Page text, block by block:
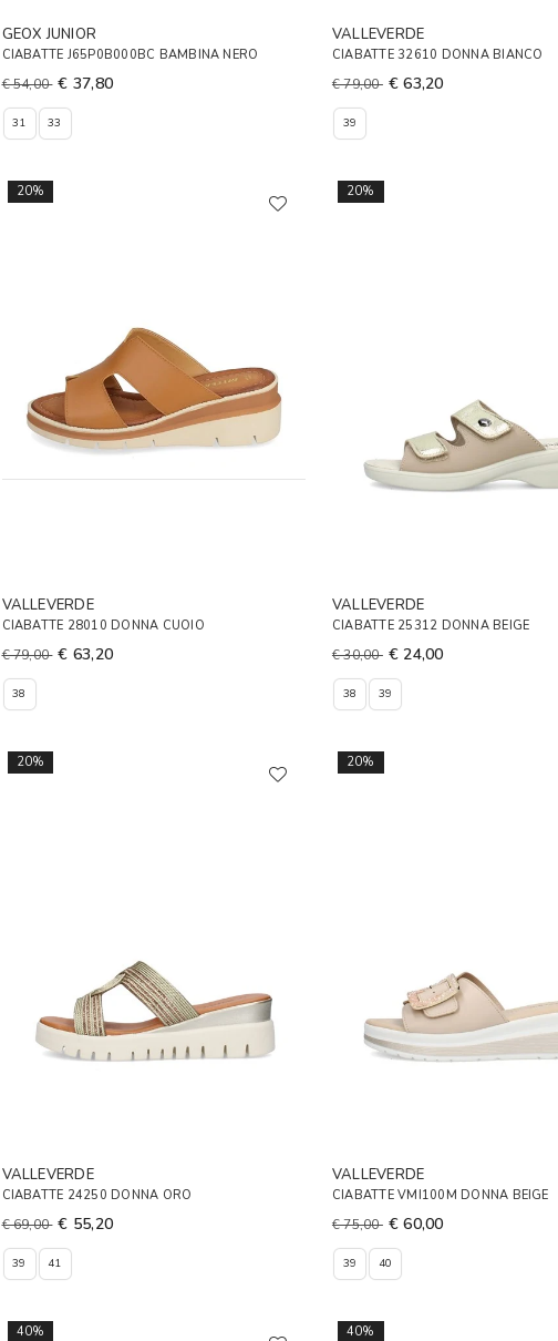
GEOX JUNIOR
CIABATTE J65P0B000BC BAMBINA NERO
€ 54,00 € 37,80
31 33
VALLEVERDE
CIABATTE 32610 DONNA BIANCO
€ 79,00 € 63,20
39
20%
VALLEVERDE
CIABATTE 28010 DONNA CUOIO
€ 79,00 € 63,20
38
20%
VALLEVERDE
CIABATTE 25312 DONNA BEIGE
€ 30,00 € 24,00
38 39
20%
VALLEVERDE
CIABATTE 24250 DONNA ORO
€ 69,00 € 55,20
39 41
20%
VALLEVERDE
CIABATTE VMI100M DONNA BEIGE
€ 75,00 € 60,00
39 40
40% 40%